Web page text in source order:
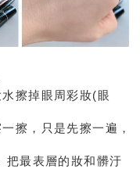
擦掉眼周彩妝(眼
擦，只是先擦一遍，
把最表層的妝和髒汙